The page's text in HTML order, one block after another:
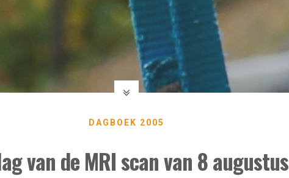
DAGBOEK 2005
van de MRI scan van 8 augustus